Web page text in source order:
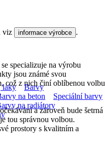
specializuje na výrobu
jsou známé svou
což z nich činí oblíbenou volbu
a zároveň bude šetrná
tou správnou volbou.
prostory s kvalitním a
viz informace výrobce .
laky
Barvy
na beton
Speciální barvy
na radiátory